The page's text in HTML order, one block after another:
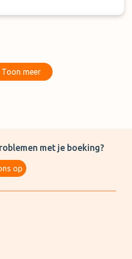
Toon meer
met je boeking?
op